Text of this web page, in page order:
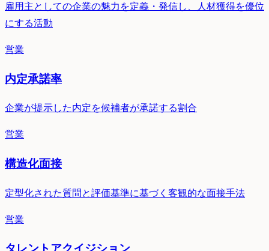
雇用主としての企業の魅力を定義・発信し、人材獲得を優位
にする活動
営業
内定承諾率
企業が提示した内定を候補者が承諾する割合
営業
構造化面接
定型化された質問と評価基準に基づく客観的な面接手法
営業